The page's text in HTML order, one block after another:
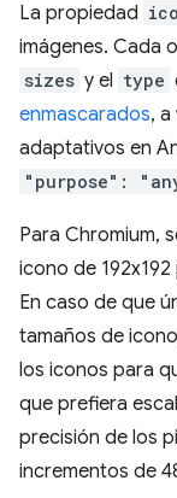
La propiedad
imágenes. Cada
sizes y el type
enmascarados,
adaptativos en
"purpose":
Para Chromium,
icono de 192x192
En caso de que
tamaños de
los iconos para
que prefiera
precisión de los
incrementos de